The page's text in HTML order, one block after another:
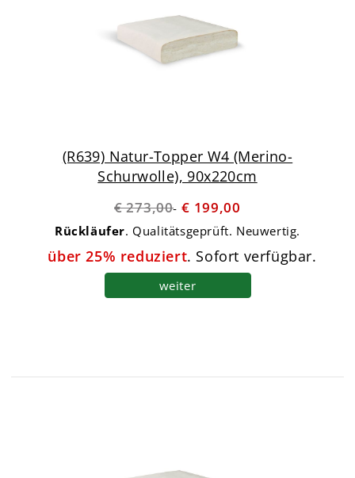
(R639) Natur-Topper W4 (Merino-
Schurwolle), 90x220cm
€ 273,00 € 199,00
Rückläufer. Qualitätsgeprüft. Neuwertig.
über 25% reduziert. Sofort verfügbar.
weiter